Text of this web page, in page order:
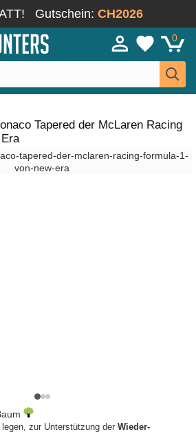
Gutschein: CH2026
0
Tapered der McLaren Racing
zur Unterstützung der Wieder-